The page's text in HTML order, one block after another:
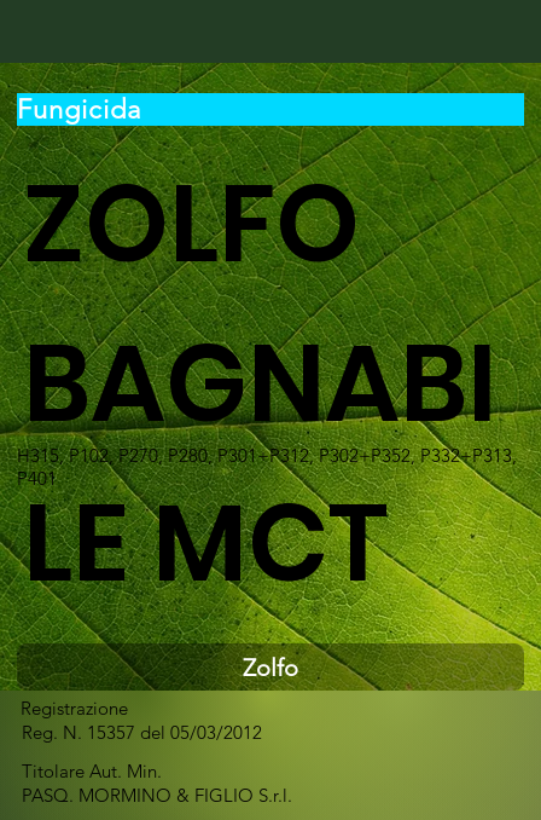
H315, P102, P270, P280, P301+P312, P302+P352, P332+P313,
P401
ZOLFO
BAGNABI
LE MCT
Fungicida
Zolfo
Registrazione
Reg. N. 15357 del 05/03/2012
Titolare Aut. Min.
PASQ. MORMINO & FIGLIO S.r.l.